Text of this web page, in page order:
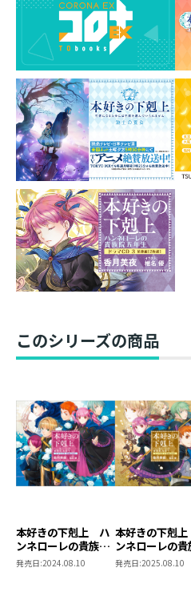
「ハンネローレの貴族院五年
香月美夜書き下ろしドラマＣ
ジャケットは椎名優描き下ろ
新キャスト含む豪華声優陣が
【あらすじ】
父の中ではすでに婚約者が内
ろたえるハンネローレは、そ
の課題だったと知らされる。
は、やがて腹を括り一つの決断
側近を率いて動き出した彼女
とはーー？
ハンネローレのために奔走す
い……。多視点で紡がれるそ
ことと間違いなし！ ますま
【ハンネローレの貴族院五年
ハンネローレ：諸星すみれ
ローゼマイン：井口裕香
フェルディナンド：速水 奨
ラザンタルク：八代 拓
レスティラウト：小林千晃
オルトヴィーン：梅田修一朗
このシリーズの商品
本好きの下剋上 ハ
ンネローレの貴族院
五年生 ドラマCD
発売日:2024.08.10
本好きの下剋
ンネローレの貴
五年生 ドラマ
発売日:2025.08.10